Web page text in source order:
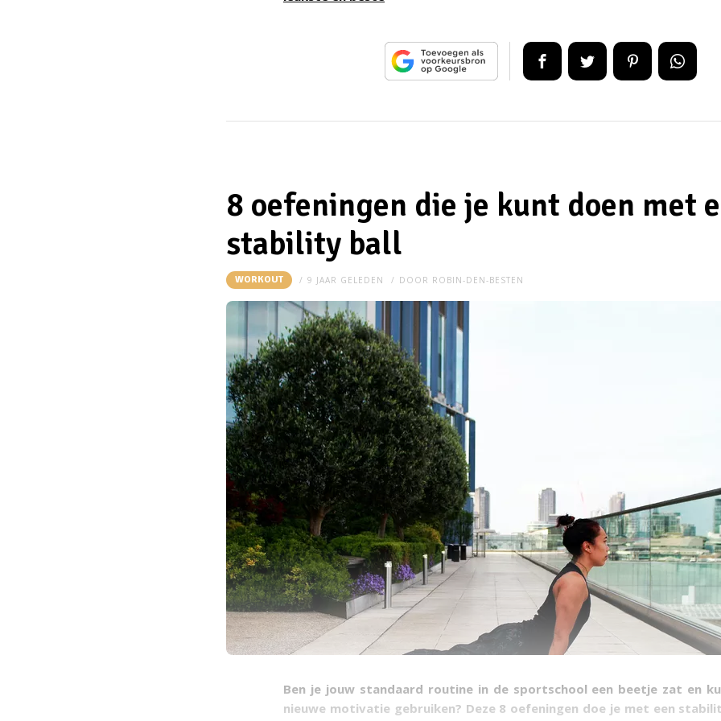
8 oefeningen die je kunt doen met
stability ball
WORKOUT 9 JAAR GELEDEN DOOR ROBIN-DEN-BESTEN
Ben je jouw standaard routine in de sportschool een beetje zat en
nieuwe motivatie gebruiken? Deze 8 oefeningen doe je met een